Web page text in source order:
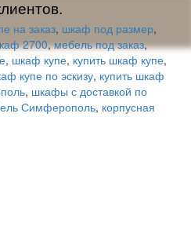
на заказ, шкаф под размер,
2700,мебель под заказ,
, шкаф купе, купить шкаф купе,
купе по эскизу, купить шкаф
, шкафы с доставкой по
Симферополь, корпусная